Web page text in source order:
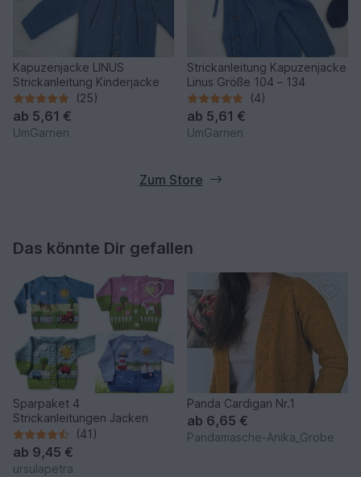
Kapuzenjacke LINUS
Strickanleitung Kinderjacke
(25)
ab 5,61 €
UmGarnen
Strickanleitung Kapuzenjacke
Linus Größe 104 – 134
(4)
ab 5,61 €
UmGarnen
Zum Store
Das könnte Dir gefallen
Sparpaket 4
Strickanleitungen Jacken
(41)
ab 9,45 €
ursulapetra
Panda Cardigan Nr.1
ab 6,65 €
Pandamasche-Anika_Grobe